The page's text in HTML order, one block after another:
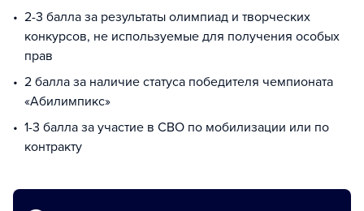
2-3 балла за результаты олимпиад и творческих
конкурсов, не используемые для получения особых
прав
2 балла за наличие статуса победителя чемпионата
«Абилимпикс»
1-3 балла за участие в СВО по мобилизации или по
контракту